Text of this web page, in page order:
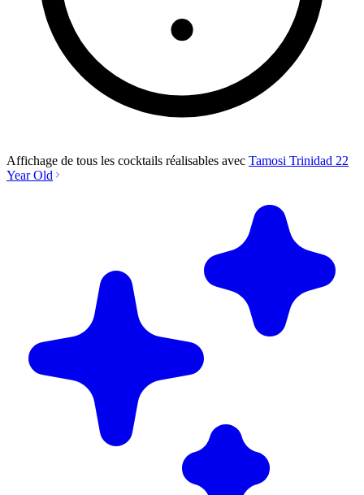
Affichage de tous les cocktails réalisables avec Tamosi Trinidad 22
Year Old